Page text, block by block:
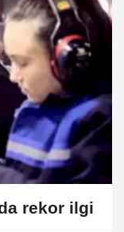
rekor ilgi